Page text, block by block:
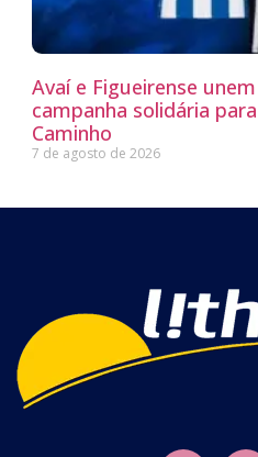
Avaí e Figueirense
campanha solidária
Caminho
7 de agosto de 2026